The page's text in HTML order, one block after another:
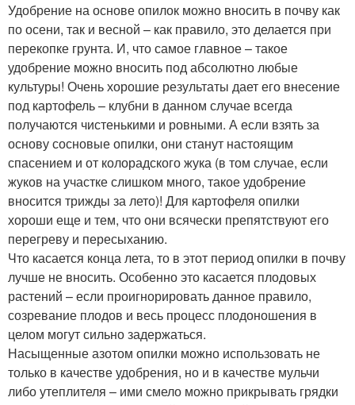
Удобрение на основе опилок можно вносить в почву как
по осени, так и весной – как правило, это делается при
перекопке грунта. И, что самое главное – такое
удобрение можно вносить под абсолютно любые
культуры! Очень хорошие результаты дает его внесение
под картофель – клубни в данном случае всегда
получаются чистенькими и ровными. А если взять за
основу сосновые опилки, они станут настоящим
спасением и от колорадского жука (в том случае, если
жуков на участке слишком много, такое удобрение
вносится трижды за лето)! Для картофеля опилки
хороши еще и тем, что они всячески препятствуют его
перегреву и пересыханию.
Что касается конца лета, то в этот период опилки в почву
лучше не вносить. Особенно это касается плодовых
растений – если проигнорировать данное правило,
созревание плодов и весь процесс плодоношения в
целом могут сильно задержаться.
Насыщенные азотом опилки можно использовать не
только в качестве удобрения, но и в качестве мульчи
либо утеплителя – ими смело можно прикрывать грядки